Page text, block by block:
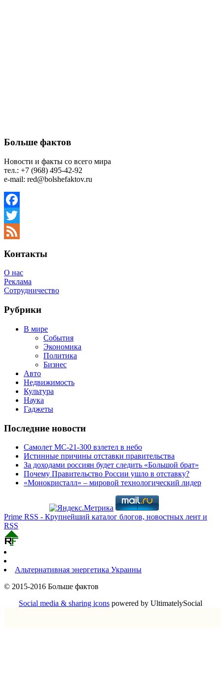
Больше фактов
Новости и факты со всего мира
тел.: +7 (968) 495-42-92
e-mail: red@bolshefaktov.ru
Facebook
Twitter
Контакты
О нас
Реклама
Сотрудничество
Рубрики
В мире
События
Экономика
Политика
Бизнес
Авто
Недвижимость
Культура
Наука
Гаджеты
Последние новости
Самолет МС-21-300 взлетел в небо
Истинные причины отставки правительства
За доходами россиян будет следить «Большой брат»
Почему Правительство России ушло в отставку?
«Монокристалл» – мировой технологический лидер
Prime RSS - Крупнейший каталог блогов, новостных лент и
RSS
Альтернативная энергетика Украины
© 2015-2016 Больше фактов
Social media & sharing icons powered by UltimatelySocial